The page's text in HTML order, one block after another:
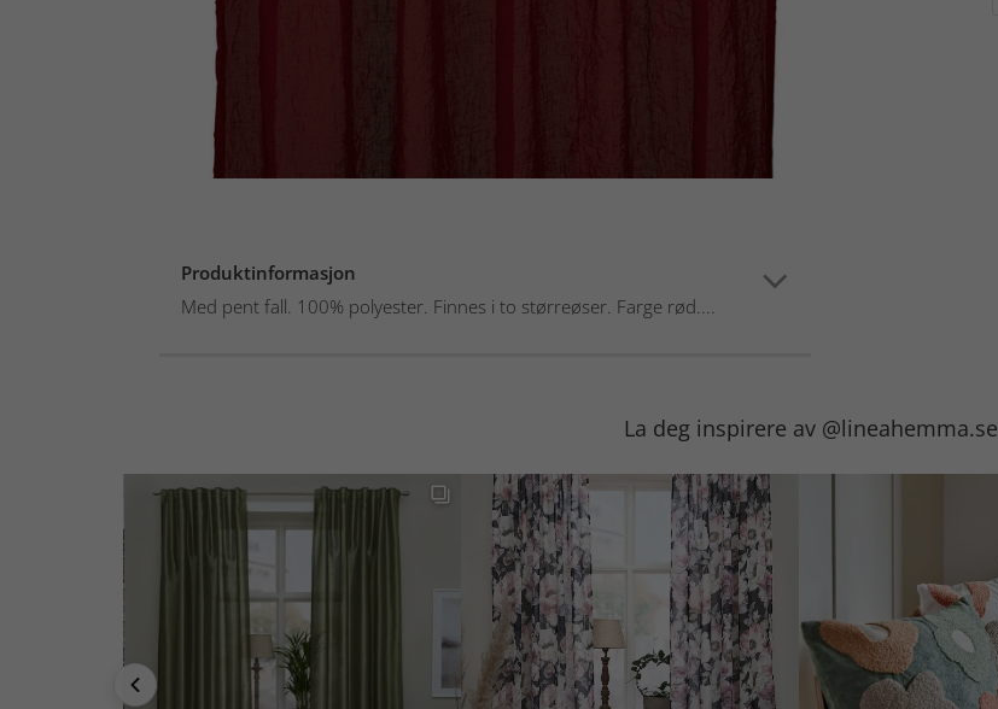
Produktinformasjon
Med pent fall. 100% polyester. Finnes i to størreøser. Farge rød....
La deg inspirere av @lineahemma.se